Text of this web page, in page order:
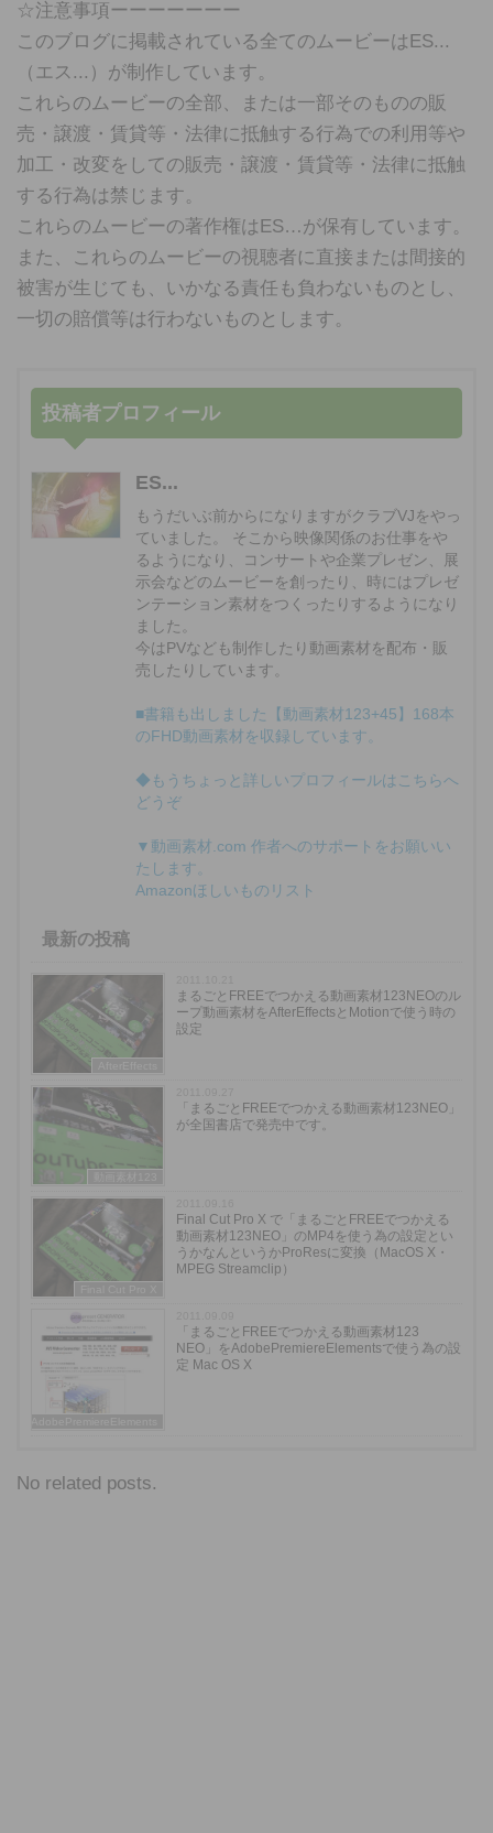
☆注意事項ーーーーーーー
このブログに掲載されている全てのムービーはES...
（エス...）が制作しています。
これらのムービーの全部、または一部そのものの販
売・譲渡・賃貸等・法律に抵触する行為での利用等や
加工・改変をしての販売・譲渡・賃貸等・法律に抵触
する行為は禁じます。
これらのムービーの著作権はES…が保有しています。
また、これらのムービーの視聴者に直接または間接的
被害が生じても、いかなる責任も負わないものとし、
一切の賠償等は行わないものとします。
投稿者プロフィール
ES...
もうだいぶ前からになりますがクラブVJをやっ
ていました。 そこから映像関係のお仕事をや
るようになり、コンサートや企業プレゼン、展
示会などのムービーを創ったり、時にはプレゼ
ンテーション素材をつくったりするようになり
ました。
今はPVなども制作したり動画素材を配布・販
売したりしています。
■書籍も出しました【動画素材123+45】168本
のFHD動画素材を収録しています。
◆もうちょっと詳しいプロフィールはこちらへ
どうぞ
▼動画素材.com 作者へのサポートをお願いい
たします。
Amazonほしいものリスト
最新の投稿
まるごとFREEでつかえる動画素材123NEOのル
ープ動画素材をAfterEffectsとMotionで使う時の
設定
「まるごとFREEでつかえる動画素材123NEO」
が全国書店で発売中です。
Final Cut Pro X で「まるごとFREEでつかえる
動画素材123NEO」のMP4を使う為の設定とい
うかなんというかProResに変換（MacOS X・
MPEG Streamclip）
「まるごとFREEでつかえる動画素材123
NEO」をAdobePremiereElementsで使う為の設
定 Mac OS X
No related posts.